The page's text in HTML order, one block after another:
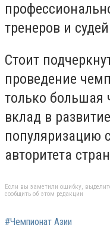
тренеров и
Стоит
проведение
только большая
вклад в
популяризацию
авторитета
Если вы заметили ошибку,
сообщить об этом редакции
#Чемпионат Азии